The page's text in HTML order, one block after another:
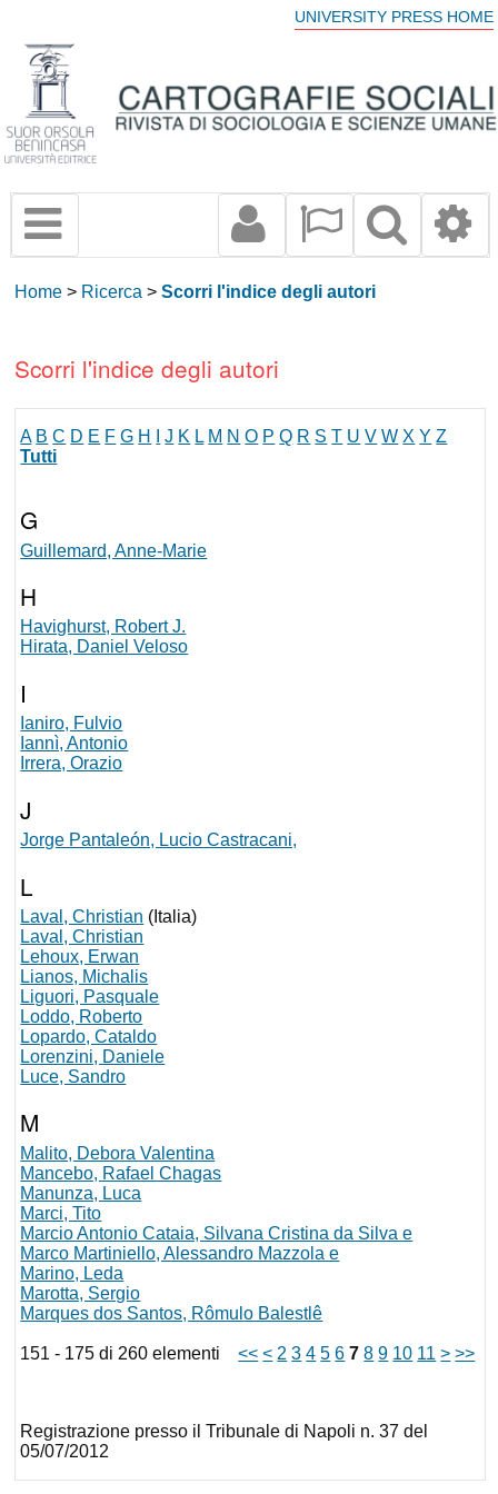
UNIVERSITY PRESS HOME
Home > Ricerca >Scorri l'indice degli autori
Scorri l'indice degli autori
A B C D E F G H J K L M N O P Q R S T U V W X Y Z
Tutti
G
Guillemard, Anne-Marie
H
Havighurst, Robert J.
Hirata, Daniel Veloso
I
Ianiro, Fulvio
Iannì, Antonio
Irrera, Orazio
J
Jorge Pantaleón, Lucio Castracani,
L
Laval, Christian (Italia)
Laval, Christian
Lehoux, Erwan
Lianos, Michalis
Liguori, Pasquale
Loddo, Roberto
Lopardo, Cataldo
Lorenzini, Daniele
Luce, Sandro
M
Malito, Debora Valentina
Mancebo, Rafael Chagas
Manunza, Luca
Marci, Tito
Marcio Antonio Cataia, Silvana Cristina da Silva e
Marco Martiniello, Alessandro Mazzola e
Marino, Leda
Marotta, Sergio
Marques dos Santos, Rômulo Balestlê
151 - 175 di 260 elementi<< < 2 3 4 5 6 7 8 9 10 11 > >>
Registrazione presso il Tribunale di Napoli n. 37 del
05/07/2012